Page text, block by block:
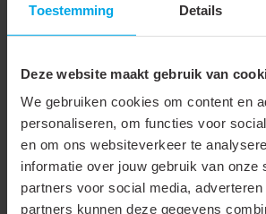
Toestemming Details
Deze website maakt gebruik van
We gebruiken cookies om content en
personaliseren, om functies voor
en om ons websiteverkeer te
informatie over jouw gebruik van onze
partners voor social media,
partners kunnen deze gegevens
Boutmaat (metrisch)
4
Materiaal
Type
Aansluithoek
180°
Flensvorm